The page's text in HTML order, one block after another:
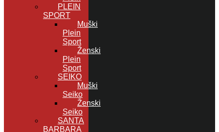
PLEIN
SPORT
Muški
Plein
Sport
Ženski
Plein
Sport
SEIKO
Muški
Seiko
Ženski
Seiko
SANTA
BARBARA